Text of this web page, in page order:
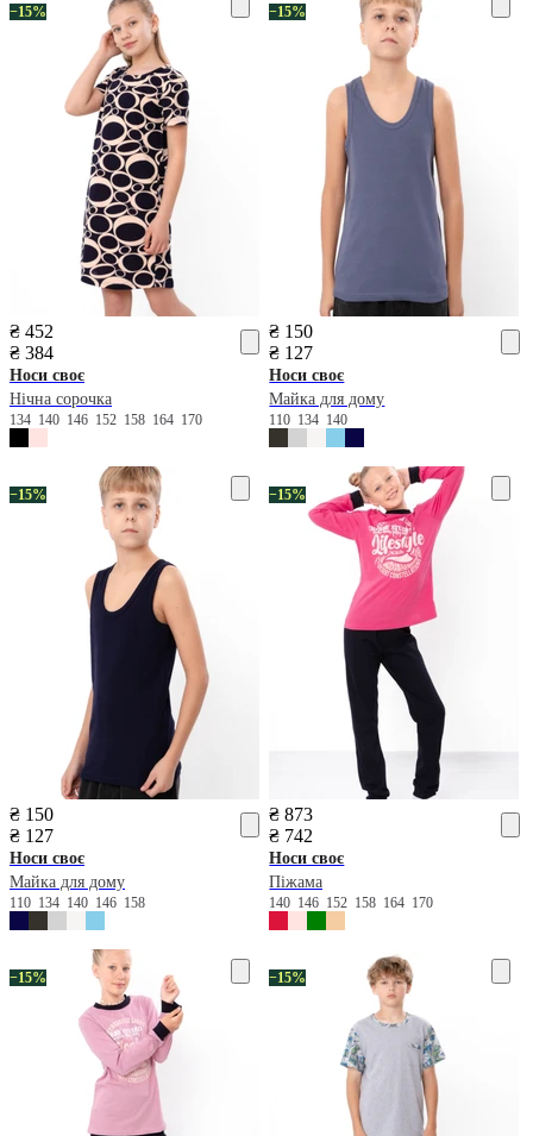
−15%
₴ 452
₴ 384
Носи своє
Нічна сорочка
134 140 146 152 158 164 170
−15%
₴ 150
₴ 127
Носи своє
Майка для дому
110 134 140
−15%
₴ 150
₴ 127
Носи своє
Майка для дому
110 134 140 146 158
−15%
₴ 873
₴ 742
Носи своє
Піжама
140 146 152 158 164 170
−15% −15%